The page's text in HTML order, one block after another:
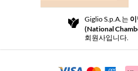
Community Store
반품 및 환불
For a safe shopping experience
Security Communication
Giglio S.p.A.는
(National
회원사입니다.